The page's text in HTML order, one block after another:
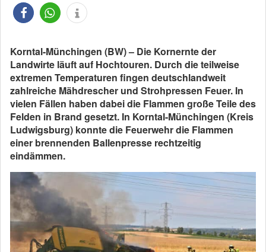
Korntal-Münchingen (BW) – Die Kornernte der
Landwirte läuft auf Hochtouren. Durch die teilweise
extremen Temperaturen fingen deutschlandweit
zahlreiche Mähdrescher und Strohpressen Feuer. In
vielen Fällen haben dabei die Flammen große Teile des
Felden in Brand gesetzt. In Korntal-Münchingen (Kreis
Ludwigsburg) konnte die Feuerwehr die Flammen
einer brennenden Ballenpresse rechtzeitig
eindämmen.